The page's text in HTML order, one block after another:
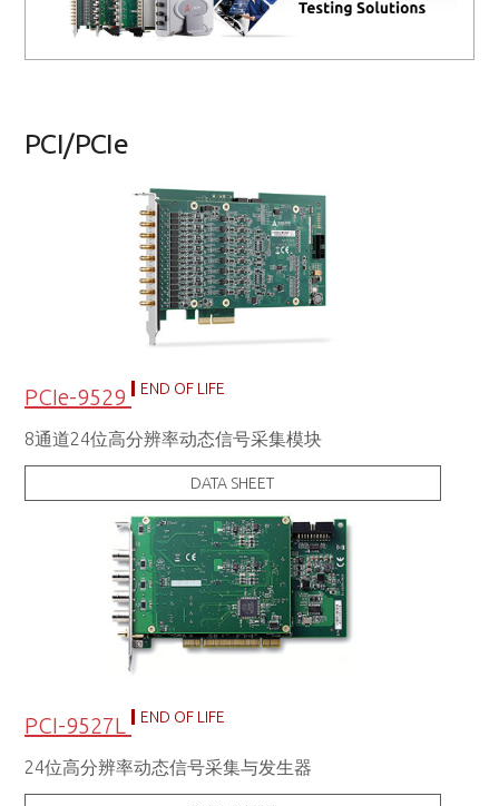
PCI/PCIe
PCIe-9529 END OF LIFE
8通道24位高分辨率动态信号采集模块
DATA SHEET
PCI-9527L END OF LIFE
24位高分辨率动态信号采集与发生器